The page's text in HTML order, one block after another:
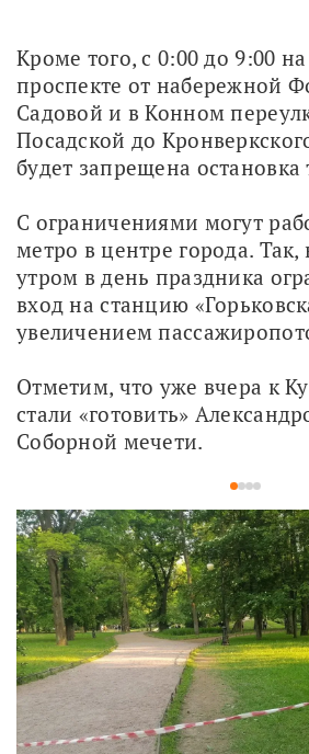
Кроме того, с 0:00 до 9:00
проспекте от набережной
Садовой и в Конном
Посадской до
будет запрещена остановка
С ограничениями могут
метро в центре города.
утром в день праздника
вход на станцию
увеличением
Отметим, что уже вчера к
стали «готовить»
Соборной мечети.
1234